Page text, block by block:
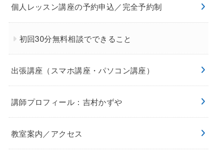
個人レッスン講座の予約申込／完全予約制
初回30分無料相談でできること
出張講座（スマホ講座・パソコン講座）
講師プロフィール：吉村かずや
教室案内／アクセス